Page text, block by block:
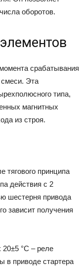
оборотов.
срабатывания
смеси. Эта
типа,
магнитных
из строя.
тягового принципа
действия с 2
шестерня привода
зависит получения
°С – реле
в приводе стартера